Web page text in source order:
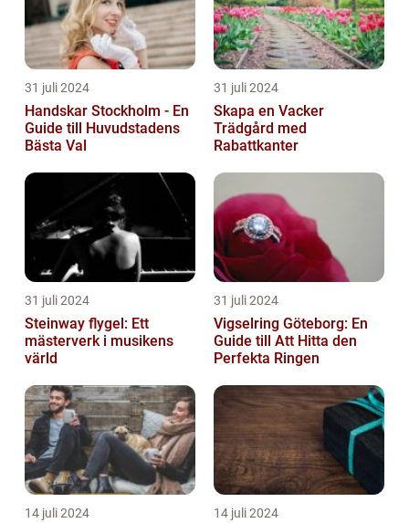
31 juli 2024
Handskar Stockholm - En
Guide till Huvudstadens
Bästa Val
31 juli 2024
Skapa en Vacker
Trädgård med
Rabattkanter
31 juli 2024
Steinway flygel: Ett
mästerverk i musikens
värld
31 juli 2024
Vigselring Göteborg: En
Guide till Att Hitta den
Perfekta Ringen
14 juli 2024 14 juli 2024